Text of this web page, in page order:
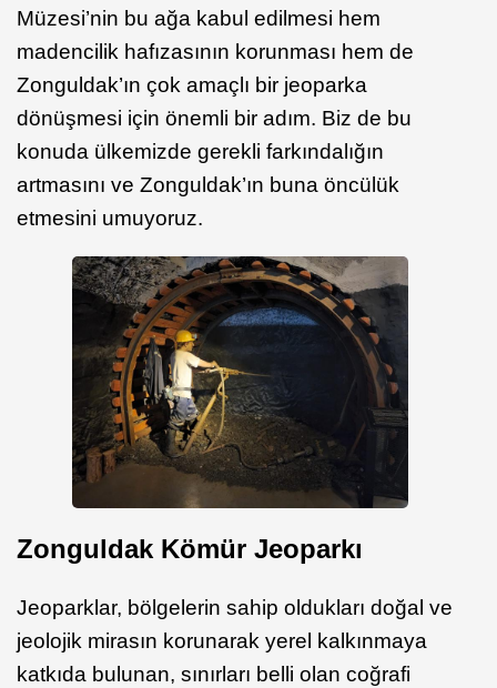
Müzesi’nin bu ağa kabul edilmesi hem
madencilik hafızasının korunması hem de
Zonguldak’ın çok amaçlı bir jeoparka
dönüşmesi için önemli bir adım. Biz de bu
konuda ülkemizde gerekli farkındalığın
artmasını ve Zonguldak’ın buna öncülük
etmesini umuyoruz.
Zonguldak Kömür Jeoparkı
Jeoparklar, bölgelerin sahip oldukları doğal ve
jeolojik mirasın korunarak yerel kalkınmaya
katkıda bulunan, sınırları belli olan coğrafi